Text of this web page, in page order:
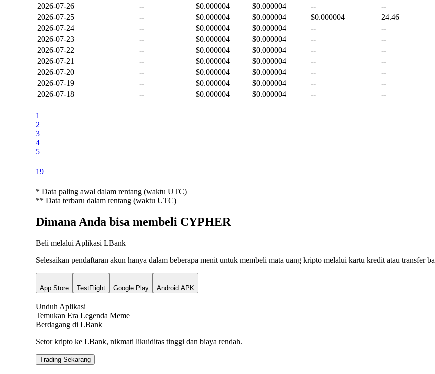
2026-07-26
-- $0.000004 $0.000004 --
--
2026-07-25
-- $0.000004 $0.000004 $0.000004
24.46
2026-07-24
-- $0.000004 $0.000004 --
--
2026-07-23
-- $0.000004 $0.000004 --
--
2026-07-22
-- $0.000004 $0.000004 --
--
2026-07-21
-- $0.000004 $0.000004 --
--
2026-07-20
-- $0.000004 $0.000004 --
--
2026-07-19
-- $0.000004 $0.000004 --
--
2026-07-18
-- $0.000004 $0.000004 -- --
1
2
3
4
5
19
* Data paling awal dalam rentang (waktu UTC)
** Data terbaru dalam rentang (waktu UTC)
Dimana Anda bisa membeli CYPHER
Beli melalui Aplikasi LBank
Selesaikan pendaftaran akun hanya dalam beberapa menit untuk membeli mata uang kripto melalui kartu kredit atau transfer
App Store TestFlight Google Play Android APK
Unduh Aplikasi
Temukan Era Legenda Meme
Berdagang di LBank
Setor kripto ke LBank, nikmati likuiditas tinggi dan biaya rendah.
Trading Sekarang